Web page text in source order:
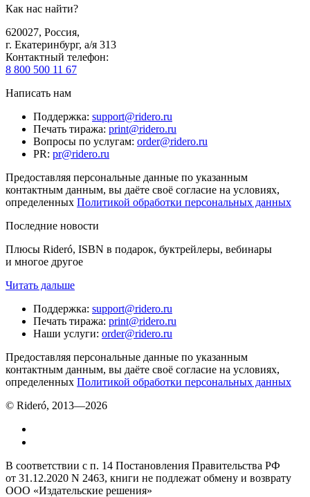
Как нас найти?
620027, Россия,
г. Екатеринбург, а/я 313
Контактный телефон:
8 800 500 11 67
Написать нам
Поддержка: support@ridero.ru
Печать тиража: print@ridero.ru
Вопросы по услугам: order@ridero.ru
PR: pr@ridero.ru
Предоставляя персональные данные по указанным
контактным данным, вы даёте своё согласие на условиях,
определенных Политикой обработки персональных данных
Последние новости
Плюсы Rideró, ISBN в подарок, буктрейлеры, вебинары
и многое другое
Читать дальше
Поддержка: support@ridero.ru
Печать тиража: print@ridero.ru
Наши услуги: order@ridero.ru
Предоставляя персональные данные по указанным
контактным данным, вы даёте своё согласие на условиях,
определенных Политикой обработки персональных данных
© Rideró, 2013—2026
В соответствии с п. 14 Постановления Правительства РФ
от 31.12.2020 N 2463, книги не подлежат обмену и возврату
ООО «Издательские решения»